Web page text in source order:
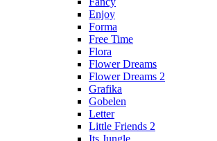
Enjoy
Forma
Free Time
Flora
Flower Dreams
Flower Dreams 2
Grafika
Gobelen
Letter
Little Friends 2
Its Jungle